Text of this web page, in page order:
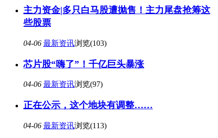
主力资金|多只白马股遭抛售！主力尾盘抢筹这
些股票
04-06 最新资讯浏览(103)
芯片股“嗨了”！千亿巨头暴涨
04-06 最新资讯浏览(97)
正在公示，这个地块有调整……
04-06 最新资讯浏览(113)